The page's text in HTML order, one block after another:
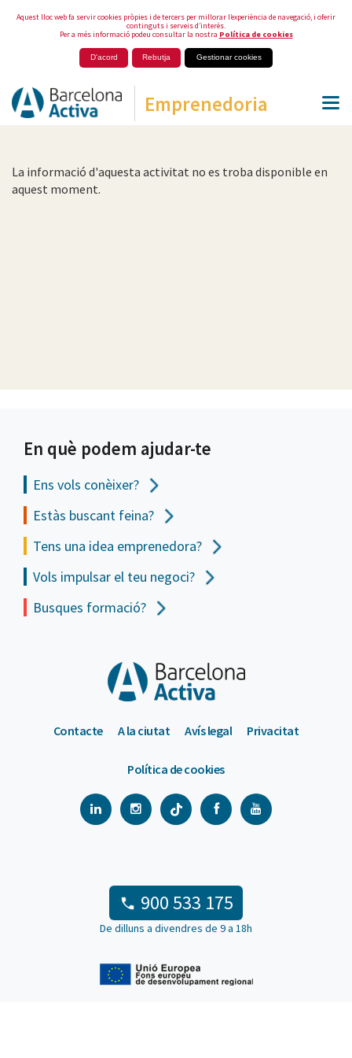
Aquest lloc web fa servir cookies pròpies i de tercers per millorar l’experiència de navegació, i oferir
continguts i serveis d’interès.
Per a més informació podeu consultar la nostra Política de cookies
D'acord Rebutja Gestionar cookies
Emprenedoria
La informació d'aquesta activitat no es troba disponible en
aquest moment.
En què podem ajudar-te
Ens vols conèixer?
Estàs buscant feina?
Tens una idea emprenedora?
Vols impulsar el teu negoci?
Busques formació?
Contacte A la ciutat Avís legal Privacitat
Política de cookies
900 533 175
De dilluns a divendres de 9 a 18h